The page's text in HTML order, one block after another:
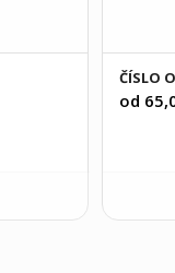
ČÍSLO
od